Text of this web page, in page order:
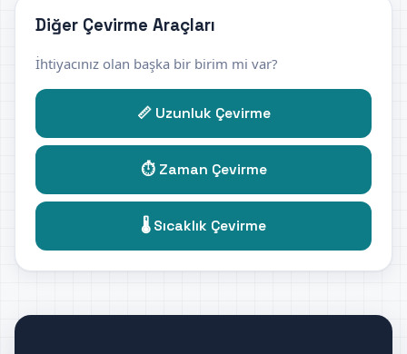
Diğer Çevirme Araçları
İhtiyacınız olan başka bir birim mi var?
📏 Uzunluk Çevirme
⏱️ Zaman Çevirme
🌡️ Sıcaklık Çevirme